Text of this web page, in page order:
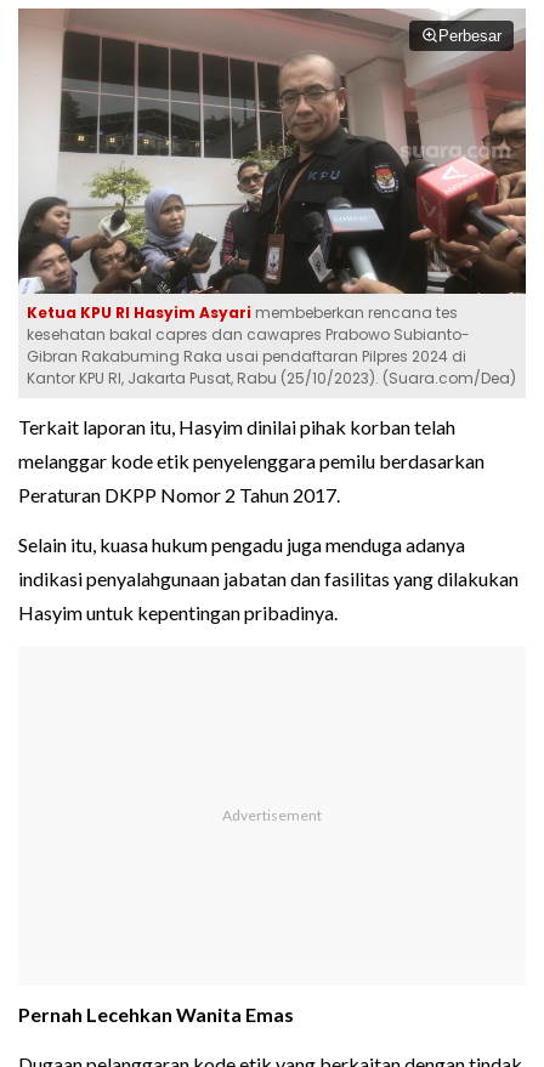
Perbesar
Ketua KPU RI Hasyim Asyari membeberkan rencana tes
kesehatan bakal capres dan cawapres Prabowo Subianto-
Gibran Rakabuming Raka usai pendaftaran Pilpres 2024 di
Kantor KPU RI, Jakarta Pusat, Rabu (25/10/2023). (Suara.com/Dea)
Terkait laporan itu, Hasyim dinilai pihak korban telah
melanggar kode etik penyelenggara pemilu berdasarkan
Peraturan DKPP Nomor 2 Tahun 2017.
Selain itu, kuasa hukum pengadu juga menduga adanya
indikasi penyalahgunaan jabatan dan fasilitas yang dilakukan
Hasyim untuk kepentingan pribadinya.
Pernah Lecehkan Wanita Emas